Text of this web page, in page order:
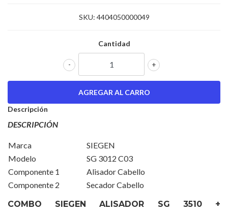
SKU: 4404050000049
Cantidad
+
-
Descripción
DESCRIPCIÓN
Marca
SIEGEN
Modelo
SG 3012 C03
Componente 1
Alisador Cabello
Componente 2
Secador Cabello
COMBO SIEGEN ALISADOR SG 3510 +